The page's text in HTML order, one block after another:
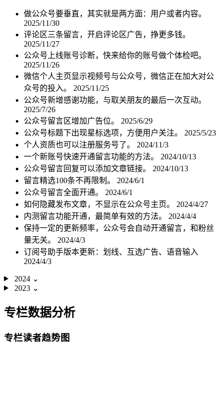
做公众号要垂直，其实就是两方面：用户或者内容。
2025/11/30
评论区三条留言，开启评论区广告，挣更多钱。
2025/11/27
公众号上线账号诊断，快来给你的账号做个体检吧。
2025/11/26
微信个人主页显示视频号与公众号，微信正在加大对公
众号的投入。 2025/11/25
公众号新增感谢功能，与取关朋友的最后一次互动。
2025/7/26
公众号留言区增加广告位。 2025/6/29
公众号标题下出现星标选项，方便用户关注。 2025/5/23
个人资质也可以注册服务号了。 2024/11/3
一个新账号快速开通留言功能的方法。 2024/10/13
公众号留言回复可以添加文章链接。 2024/10/13
留言精选100条不再限制。 2024/6/1
公众号留言全面开通。 2024/6/1
如何隐藏发布文章，不显示在公众号主页。 2024/4/27
内测留言功能开通，最简单有效的方法。 2024/4/4
保持一定的更新频率，公众号会自动开通留言，和粉丝
量无关。 2024/4/3
订阅号助手版本更新：划线、互选广告、语音输入
2024/4/3
2024 ⌄
2023 ⌄
专栏数据分析
专栏读者趋势图